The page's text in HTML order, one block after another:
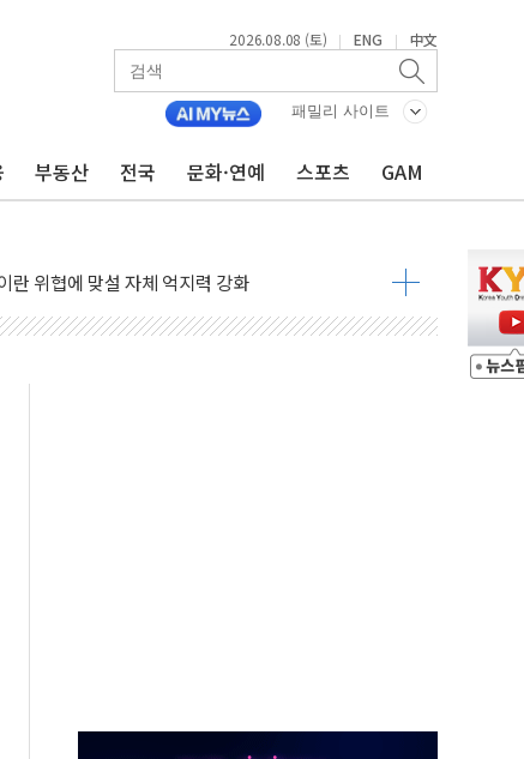
2026.08.08 (토) | ENG | 中文
패밀리 사이트
부동산 전국 문화·연예 스포츠 GAM
지며 상승… STOXX 600 지수는 나흘 연속 최고치
위협에 맞설 자체 억지력 강화
美 해상봉쇄 영향
후퇴
완화 전환점"